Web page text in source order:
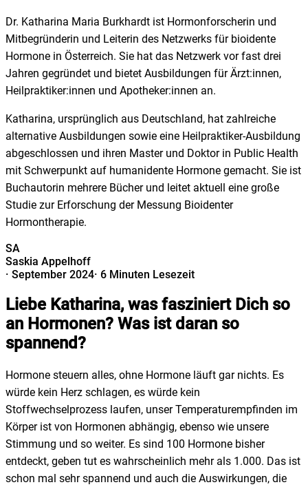
Dr. Katharina Maria Burkhardt ist Hormonforscherin und
Mitbegründerin und Leiterin des Netzwerks für bioidente
Hormone in Österreich. Sie hat das Netzwerk vor fast drei
Jahren gegründet und bietet Ausbildungen für Ärzt:innen,
Heilpraktiker:innen und Apotheker:innen an.
Katharina, ursprünglich aus Deutschland, hat zahlreiche
alternative Ausbildungen sowie eine Heilpraktiker-Ausbildung
abgeschlossen und ihren Master und Doktor in Public Health
mit Schwerpunkt auf humanidente Hormone gemacht. Sie ist
Buchautorin mehrere Bücher und leitet aktuell eine große
Studie zur Erforschung der Messung Bioidenter
Hormontherapie.
SA
Saskia Appelhoff
· September 2024· 6 Minuten Lesezeit
Liebe Katharina, was fasziniert Dich so
an Hormonen? Was ist daran so
spannend?
Hormone steuern alles, ohne Hormone läuft gar nichts. Es
würde kein Herz schlagen, es würde kein
Stoffwechselprozess laufen, unser Temperaturempfinden im
Körper ist von Hormonen abhängig, ebenso wie unsere
Stimmung und so weiter. Es sind 100 Hormone bisher
entdeckt, geben tut es wahrscheinlich mehr als 1.000. Das ist
schon mal sehr spannend und auch die Auswirkungen, die